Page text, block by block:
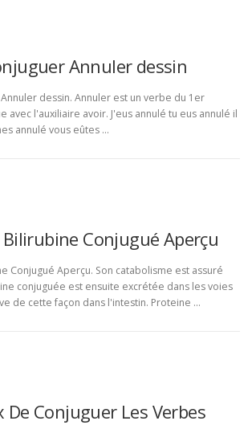
Annuler dessin
dessin. Annuler est un verbe du 1er
avec l'auxiliaire avoir. J'eus annulé tu eus annulé il
annulé vous eûtes …
Conjugué Aperçu
Conjugué Aperçu. Son catabolisme est assuré
conjuguée est ensuite excrétée dans les voies
de cette façon dans l'intestin. Proteine …
De Conjuguer Les Verbes